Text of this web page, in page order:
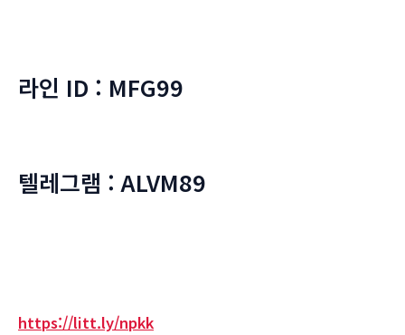
라인 ID : MFG99
텔레그램 : ALVM89
https://litt.ly/npkk